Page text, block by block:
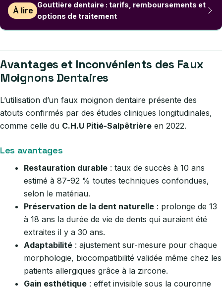
À lire
Gouttière dentaire : tarifs, remboursements et
options de traitement
Avantages et Inconvénients des Faux
Moignons Dentaires
L’utilisation d’un faux moignon dentaire présente des
atouts confirmés par des études cliniques longitudinales,
comme celle du C.H.U Pitié-Salpêtrière en 2022.
Les avantages
Restauration durable : taux de succès à 10 ans
estimé à 87-92 % toutes techniques confondues,
selon le matériau.
Préservation de la dent naturelle : prolonge de 13
à 18 ans la durée de vie de dents qui auraient été
extraites il y a 30 ans.
Adaptabilité : ajustement sur-mesure pour chaque
morphologie, biocompatibilité validée même chez les
patients allergiques grâce à la zircone.
Gain esthétique : effet invisible sous la couronne